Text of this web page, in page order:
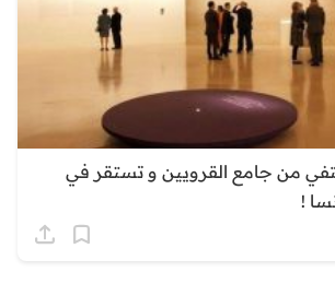
من جامع القرويين و تستقر في
!